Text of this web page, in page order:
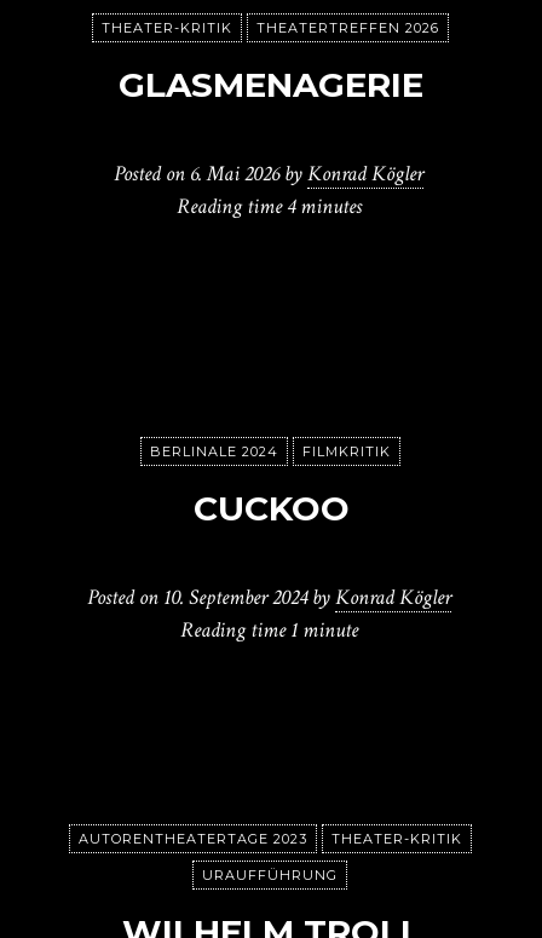
THEATER-KRITIK THEATERTREFFEN 2026
GLASMENAGERIE
Posted on 6. Mai 2026 byKonrad Kögler
Reading time4 minutes
BERLINALE 2024 FILMKRITIK
CUCKOO
Posted on 10. September 2024 byKonrad Kögler
Reading time1 minute
AUTORENTHEATERTAGE 2023 THEATER-KRITIK
URAUFFÜHRUNG